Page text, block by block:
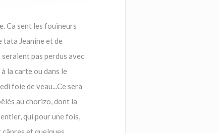
Ca sent les fouineurs
tata Jeanine et de
pas perdus avec
la carte ou dans le
foie de veau...Ce sera
au chorizo, dont la
qui pour une fois,